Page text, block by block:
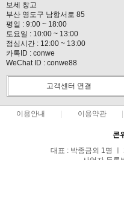
보세 창고
부산 영도구 남항서로 85
평일 : 9:00 ~ 18:00
토요일 : 10:00 ~ 13:00
점심시간 : 12:00 ~ 13:00
카톡ID : conwe
WeChat ID : conwe88
고객센터 연결
이용안내 이용약관
콘
대표 : 박종금외 1명
사업자 등록